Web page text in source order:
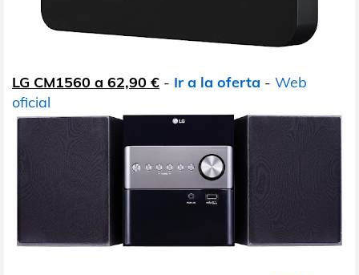
LG CM1560 a 62,90 € - Ir a la oferta - Web
oficial